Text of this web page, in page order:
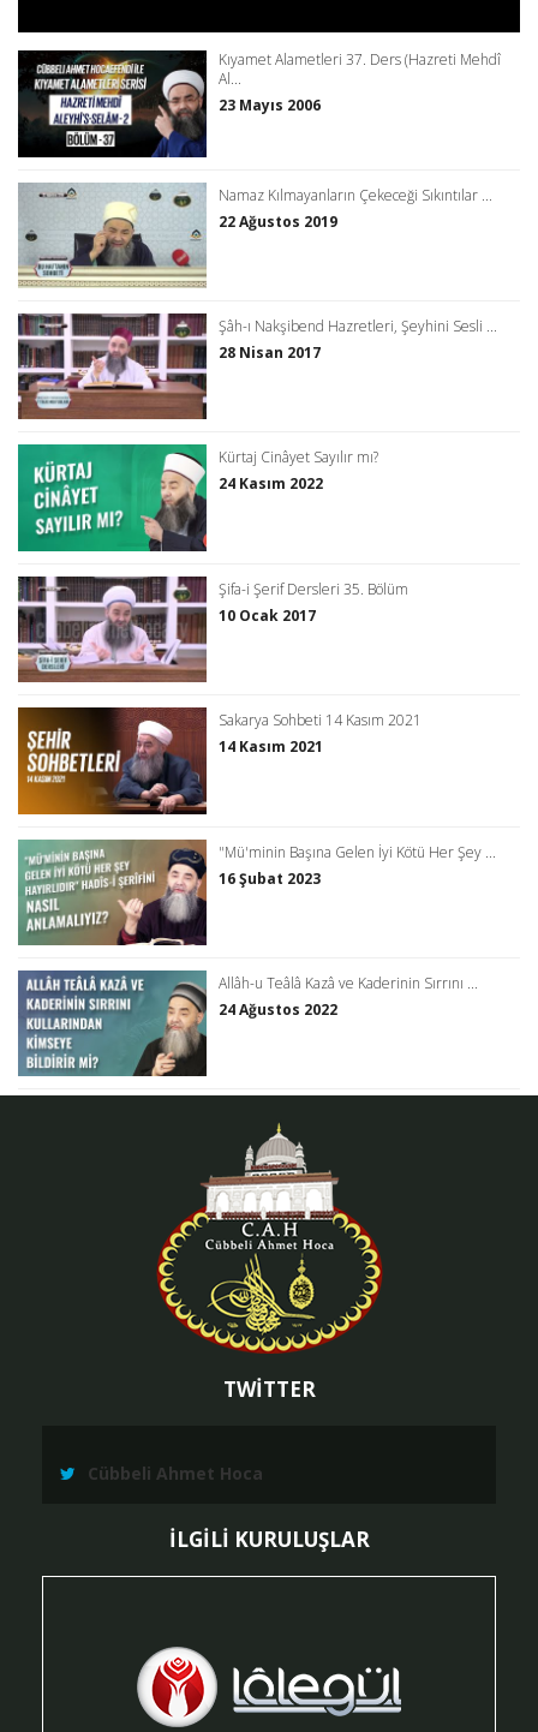
Kıyamet Alametleri 37. Ders (Hazreti Mehdî
Al...
23 Mayıs 2006
Namaz Kılmayanların Çekeceği Sıkıntılar ...
22 Ağustos 2019
Şâh-ı Nakşibend Hazretleri, Şeyhini Sesli ...
28 Nisan 2017
Kürtaj Cinâyet Sayılır mı?
24 Kasım 2022
Şifa-i Şerif Dersleri 35. Bölüm
10 Ocak 2017
Sakarya Sohbeti 14 Kasım 2021
14 Kasım 2021
"Mü'minin Başına Gelen İyi Kötü Her Şey ...
16 Şubat 2023
Allâh-u Teâlâ Kazâ ve Kaderinin Sırrını ...
24 Ağustos 2022
TWİTTER
Cübbeli Ahmet Hoca
İLGİLİ KURULUŞLAR